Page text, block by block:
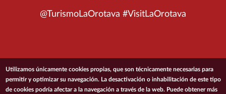
@TurismoLaOrotava #VisitLaOrotava
© 2026 Ayuntamiento de la Villa de La Orotava
Utilizamos únicamente cookies propias, que son técnicamente necesarias para
permitir y optimizar su navegación. La desactivación o inhabilitación de este tipo
de cookies podría afectar a la navegación a través de la web. Puede obtener más